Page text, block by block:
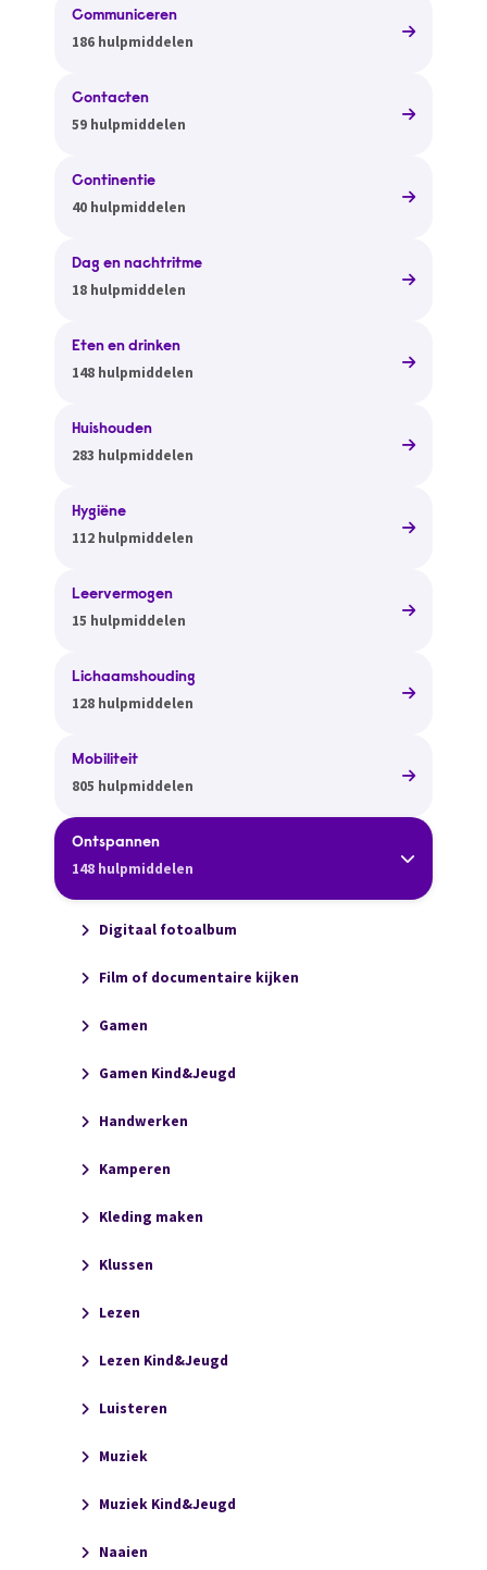
Communiceren
186 hulpmiddelen
Contacten
59 hulpmiddelen
Continentie
40 hulpmiddelen
Dag en nachtritme
18 hulpmiddelen
Eten en drinken
148 hulpmiddelen
Huishouden
283 hulpmiddelen
Hygiëne
112 hulpmiddelen
Leervermogen
15 hulpmiddelen
Lichaamshouding
128 hulpmiddelen
Mobiliteit
805 hulpmiddelen
Ontspannen
148 hulpmiddelen
Digitaal fotoalbum
Film of documentaire kijken
Gamen
Gamen Kind&Jeugd
Handwerken
Kamperen
Kleding maken
Klussen
Lezen
Lezen Kind&Jeugd
Luisteren
Muziek
Muziek Kind&Jeugd
Naaien